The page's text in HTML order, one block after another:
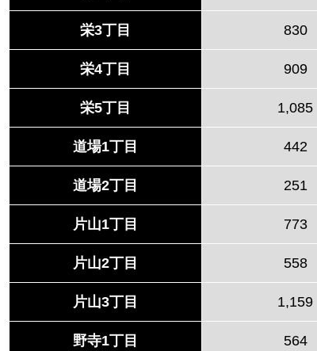
栄3丁目 830
栄4丁目 909
栄5丁目 1,085
道場1丁目 442
道場2丁目 251
片山1丁目 773
片山2丁目 558
片山3丁目 1,159
野寺1丁目 564